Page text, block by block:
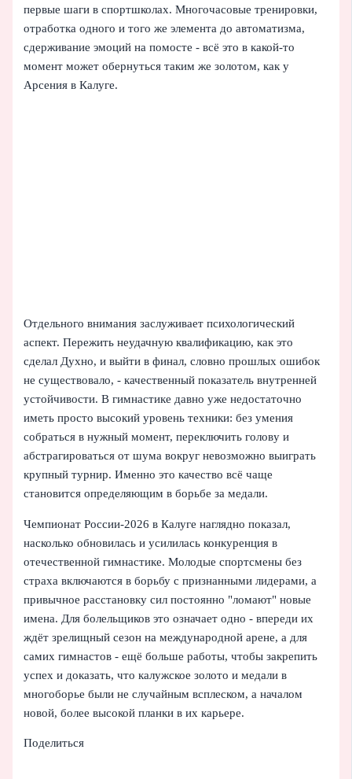
первые шаги в спортшколах. Многочасовые тренировки,
отработка одного и того же элемента до автоматизма,
сдерживание эмоций на помосте - всё это в какой-то
момент может обернуться таким же золотом, как у
Арсения в Калуге.
Отдельного внимания заслуживает психологический
аспект. Пережить неудачную квалификацию, как это
сделал Духно, и выйти в финал, словно прошлых ошибок
не существовало, - качественный показатель внутренней
устойчивости. В гимнастике давно уже недостаточно
иметь просто высокий уровень техники: без умения
собраться в нужный момент, переключить голову и
абстрагироваться от шума вокруг невозможно выиграть
крупный турнир. Именно это качество всё чаще
становится определяющим в борьбе за медали.
Чемпионат России‑2026 в Калуге наглядно показал,
насколько обновилась и усилилась конкуренция в
отечественной гимнастике. Молодые спортсмены без
страха включаются в борьбу с признанными лидерами, а
привычное расстановку сил постоянно "ломают" новые
имена. Для болельщиков это означает одно - впереди их
ждёт зрелищный сезон на международной арене, а для
самих гимнастов - ещё больше работы, чтобы закрепить
успех и доказать, что калужское золото и медали в
многоборье были не случайным всплеском, а началом
новой, более высокой планки в их карьере.
Поделиться